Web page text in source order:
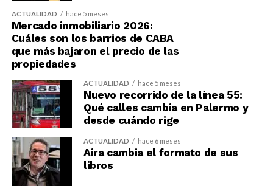
ACTUALIDAD hace 5 meses
Mercado inmobiliario 2026:
Cuáles son los barrios de CABA
que más bajaron el precio de las
propiedades
ACTUALIDAD hace 5 meses
Nuevo recorrido de la línea 55:
Qué calles cambia en Palermo y
desde cuándo rige
ACTUALIDAD hace 6 meses
Aira cambia el formato de sus
libros